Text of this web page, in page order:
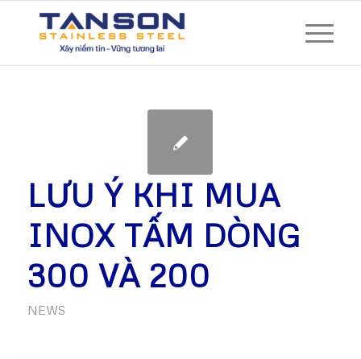
LƯU Ý KHI MUA
INOX TẤM DÒNG
300 VÀ 200
NEWS